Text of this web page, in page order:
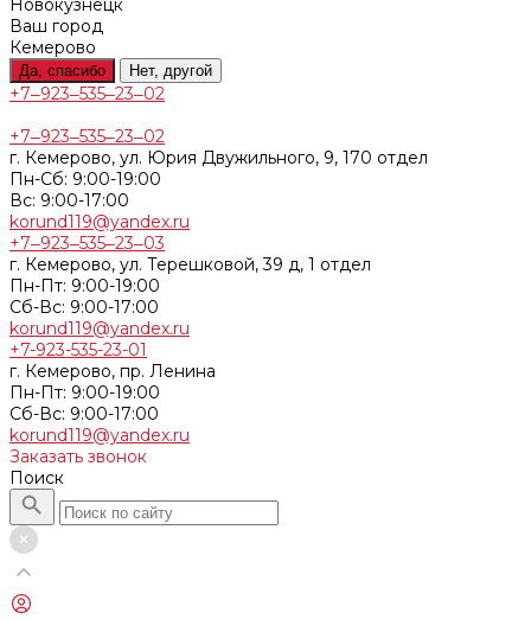
Новокузнецк
Ваш город
Кемерово
Да, спасибо Нет, другой
+7‒923‒535‒23‒02
+7‒923‒535‒23‒02
г. Кемерово, ул. Юрия Двужильного, 9, 170 отдел
Пн-Сб: 9:00-19:00
Вс: 9:00-17:00
korund119@yandex.ru
+7‒923‒535‒23‒03
г. Кемерово, ул. Терешковой, 39 д, 1 отдел
Пн-Пт: 9:00-19:00
Cб-Вс: 9:00-17:00
korund119@yandex.ru
+7-923-535-23-01
г. Кемерово, пр. Ленина
Пн-Пт: 9:00-19:00
Cб-Вс: 9:00-17:00
korund119@yandex.ru
Заказать звонок
Поиск